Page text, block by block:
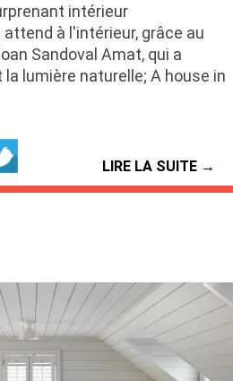
intérieur
à l'intérieur, grâce au
Sandoval Amat, qui a
lumière naturelle; A house in
LIRE LA SUITE →